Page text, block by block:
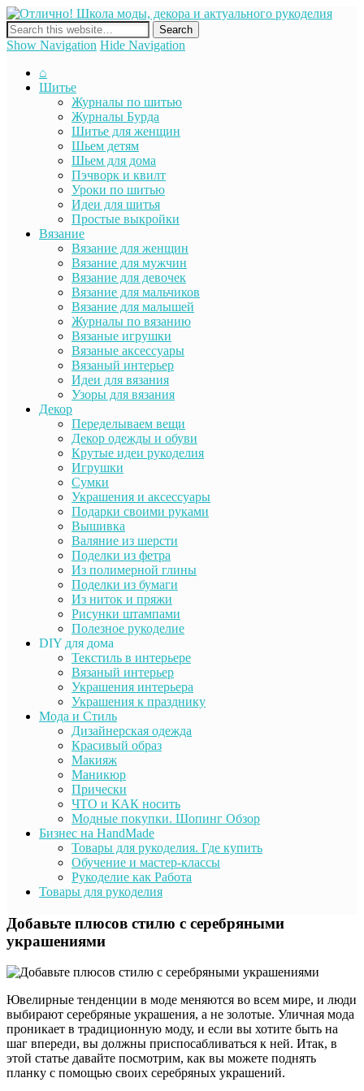
сайт о декоре, дизайне и моде, вязании, шитье и других видах
рукоделия
Show Navigation Hide Navigation
⌂
Шитье
Журналы по шитью
Журналы Бурда
Шитье для женщин
Шьем детям
Шьем для дома
Пэчворк и квилт
Уроки по шитью
Идеи для шитья
Простые выкройки
Вязание
Вязание для женщин
Вязание для мужчин
Вязание для девочек
Вязание для мальчиков
Вязание для малышей
Журналы по вязанию
Вязаные игрушки
Вязаные аксессуары
Вязаный интерьер
Идеи для вязания
Узоры для вязания
Декор
Переделываем вещи
Декор одежды и обуви
Крутые идеи рукоделия
Игрушки
Сумки
Украшения и аксессуары
Подарки своими руками
Вышивка
Валяние из шерсти
Поделки из фетра
Из полимерной глины
Поделки из бумаги
Из ниток и пряжи
Рисунки штампами
Полезное рукоделие
DIY для дома
Текстиль в интерьере
Вязаный интерьер
Украшения интерьера
Украшения к празднику
Мода и Стиль
Дизайнерская одежда
Красивый образ
Макияж
Маникюр
Прически
ЧТО и КАК носить
Модные покупки. Шопинг Обзор
Бизнес на HandMade
Товары для рукоделия. Где купить
Обучение и мастер-классы
Рукоделие как Работа
Товары для рукоделия
Добавьте плюсов стилю с серебряными
украшениями
Ювелирные тенденции в моде меняются во всем мире, и люди
выбирают серебряные украшения, а не золотые. Уличная мода
проникает в традиционную моду, и если вы хотите быть на
шаг впереди, вы должны приспосабливаться к ней. Итак, в
этой статье давайте посмотрим, как вы можете поднять
планку с помощью своих серебряных украшений.